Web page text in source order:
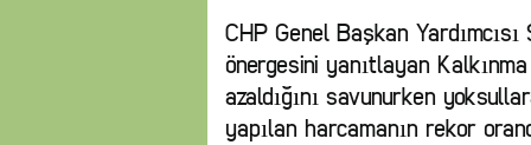
CHP Genel Başkan
önergesini yanıtlayan
azaldığını savunurken
yapılan harcamanın rekor